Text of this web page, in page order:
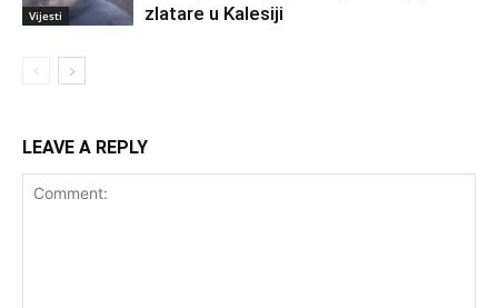
Vijesti
zlatare u Kalesiji
LEAVE A REPLY